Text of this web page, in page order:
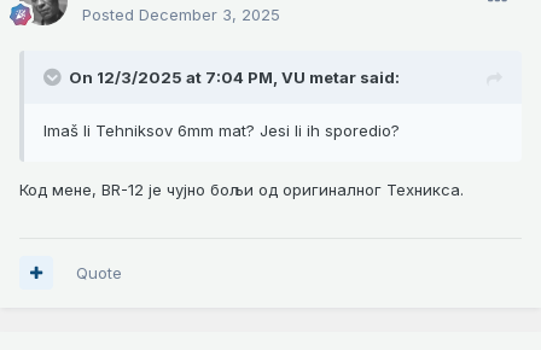
Posted December 3, 2025
On 12/3/2025 at 7:04 PM, VU metar said:
Imaš li Tehniksov 6mm mat? Jesi li ih sporedio?
Код мене, BR-12 је чујно бољи од оригиналног Техникса.
Quote